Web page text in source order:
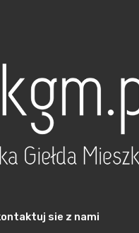
zdolności kredytowe
przeglądają
zarobki. Może to
Spodziewać się
co stanie się z cenami
sie z nami